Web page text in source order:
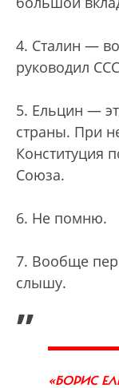
4. Сталин —
руководил
5. Ельцин —
страны. При
Конституция
Союза.
6. Не помню.
7. Вообще
слышу.
„
«БОРИС